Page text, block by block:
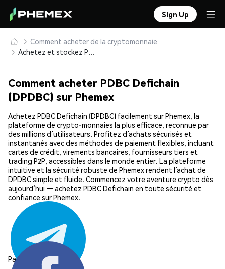
Sign Up
Comment acheter de la cryptomonnaie
Achetez et stockez PDBC Defichain (DPDBC) en toute sécurité
Comment acheter PDBC Defichain
(DPDBC) sur Phemex
Achetez PDBC Defichain (DPDBC) facilement sur Phemex, la
plateforme de crypto-monnaies la plus efficace, reconnue par
des millions d’utilisateurs. Profitez d’achats sécurisés et
instantanés avec des méthodes de paiement flexibles, incluant
cartes de crédit, virements bancaires, fournisseurs tiers et
trading P2P, accessibles dans le monde entier. La plateforme
intuitive et la sécurité robuste de Phemex rendent l’achat de
DPDBC simple et fluide. Commencez votre aventure crypto dès
aujourd’hui — achetez PDBC Defichain en toute sécurité et
confiance sur Phemex.
Partager: